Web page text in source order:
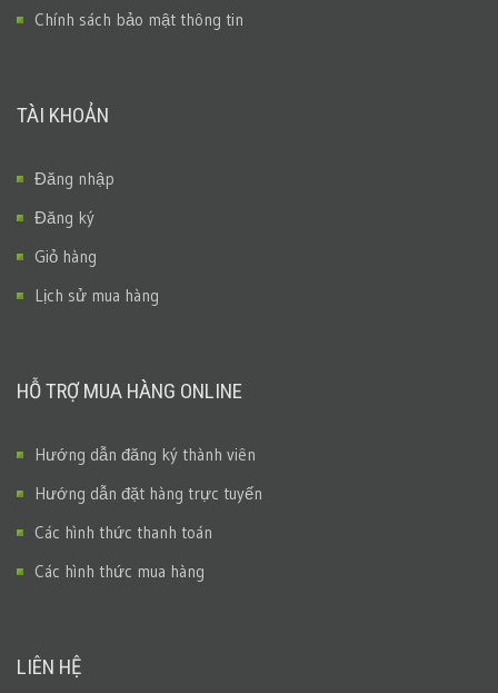
Chính sách bảo mật thông tin
TÀI KHOẢN
Đăng nhập
Đăng ký
Giỏ hàng
Lịch sử mua hàng
HỖ TRỢ MUA HÀNG ONLINE
Hướng dẫn đăng ký thành viên
Hướng dẫn đặt hàng trực tuyến
Các hình thức thanh toán
Các hình thức mua hàng
LIÊN HỆ